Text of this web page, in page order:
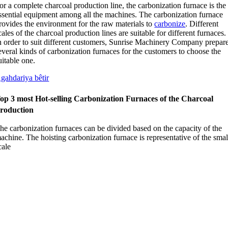
a complete charcoal production line,the carbonization furnace is the
equipment among all the machines.The carbonization furnace
the environment for the raw materials to carbonize.Different
of the charcoal production lines are suitable for different furnaces.
order to suit different customers, Sunrise Machinery Company
kinds of carbonization furnaces for the customers to choose the
one.
bêtir
3most Hot-selling Carbonization Furnaces of the Charcoal
carbonization furnaces can be divided based on the capacity of the
.The hoisting carbonization furnace is representative of the